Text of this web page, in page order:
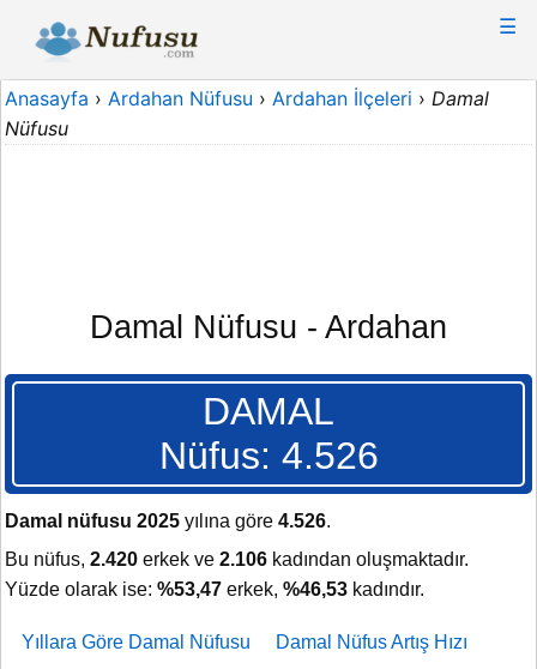
☰
Anasayfa › Ardahan Nüfusu › Ardahan İlçeleri › Damal
Nüfusu
Damal Nüfusu - Ardahan
DAMAL
Nüfus: 4.526
Damal nüfusu 2025 yılına göre 4.526.
Bu nüfus, 2.420 erkek ve 2.106 kadından oluşmaktadır.
Yüzde olarak ise: %53,47 erkek, %46,53 kadındır.
Yıllara Göre Damal Nüfusu
Damal Nüfus Artış Hızı